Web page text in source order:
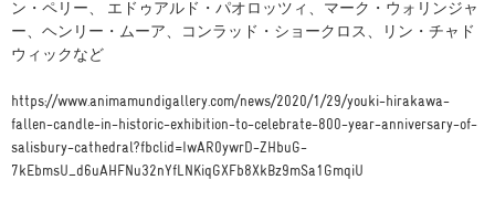
ン・ペリー、 エドゥアルド・パオロッツィ、マーク・ウォリンジャ
ー、ヘンリー・ムーア、コンラッド・ショークロス、リン・チャド
ウィックなど
https://www.animamundigallery.com/news/2020/1/29/youki-hirakawa-
fallen-candle-in-historic-exhibition-to-celebrate-800-year-anniversary-of-
salisbury-cathedral?fbclid=IwAR0ywrD-ZHbuG-
7kEbmsU_d6uAHFNu32nYfLNKiqGXFb8XkBz9mSa1GmqiU